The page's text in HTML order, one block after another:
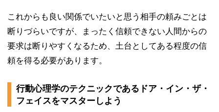
これからも良い関係でいたいと思う相手の頼みごとは
断りづらいですが、まったく信頼できない人間からの
要求は断りやすくなるため、土台としてある程度の信
頼を得る必要があります。
行動心理学のテクニックであるドア・イン・ザ・
フェイスをマスターしよう